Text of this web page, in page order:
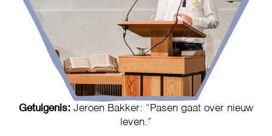
Getuigenis: Jeroen Bakker: “Pasen gaat over nieuw
leven.”